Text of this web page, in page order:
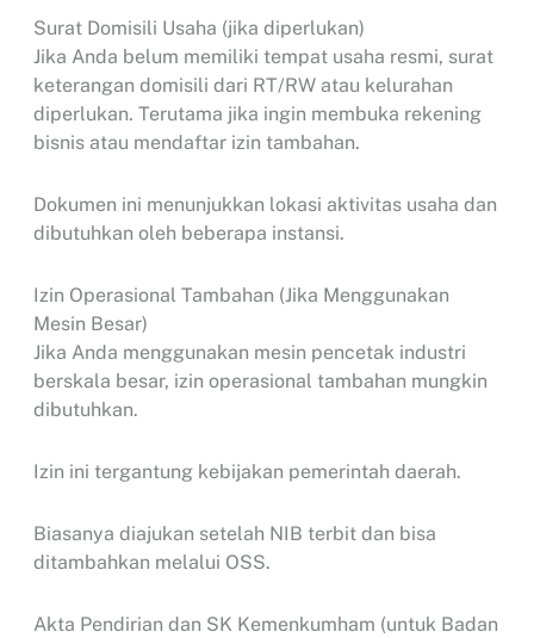
Surat Domisili Usaha (jika diperlukan)
Jika Anda belum memiliki tempat usaha resmi, surat
keterangan domisili dari RT/RW atau kelurahan
diperlukan. Terutama jika ingin membuka rekening
bisnis atau mendaftar izin tambahan.
Dokumen ini menunjukkan lokasi aktivitas usaha dan
dibutuhkan oleh beberapa instansi.
Izin Operasional Tambahan (Jika Menggunakan
Mesin Besar)
Jika Anda menggunakan mesin pencetak industri
berskala besar, izin operasional tambahan mungkin
dibutuhkan.
Izin ini tergantung kebijakan pemerintah daerah.
Biasanya diajukan setelah NIB terbit dan bisa
ditambahkan melalui OSS.
Akta Pendirian dan SK Kemenkumham (untuk Badan